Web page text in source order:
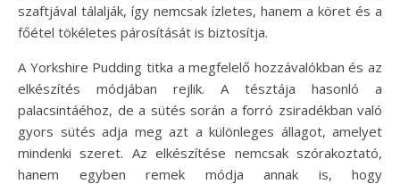
szaftjával tálalják, így nemcsak ízletes, hanem a köret és a
főétel tökéletes párosítását is biztosítja.
A Yorkshire Pudding titka a megfelelő hozzávalókban és az
elkészítés módjában rejlik. A tésztája hasonló a
palacsintáéhoz, de a sütés során a forró zsiradékban való
gyors sütés adja meg azt a különleges állagot, amelyet
mindenki szeret. Az elkészítése nemcsak szórakoztató,
hanem egyben remek módja annak is, hogy